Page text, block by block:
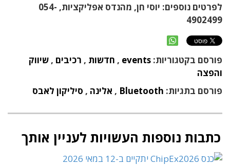
לפרטים נוספים: יוסי חן, מהנדס אפליקציות, 054-
4902499
פורסם בקטגוריות: events
, חדשות , רכיבים , שיווק
והפצה
פורסם בתגיות: Bluetooth
, אלינה , סיליקון לאבס
כתבות נוספות העשויות לעניין אותך